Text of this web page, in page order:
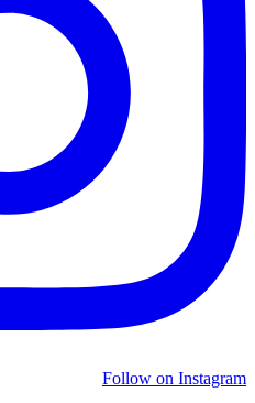
Follow on Instagram